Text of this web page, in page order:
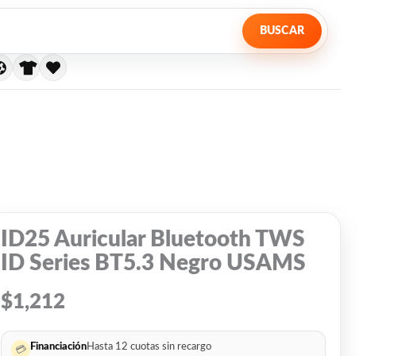
BUSCAR
ID25 Auricular Bluetooth TWS
ID Series BT5.3 Negro USAMS
$1,212
💳 FinanciaciónHasta 12 cuotas sin recargo